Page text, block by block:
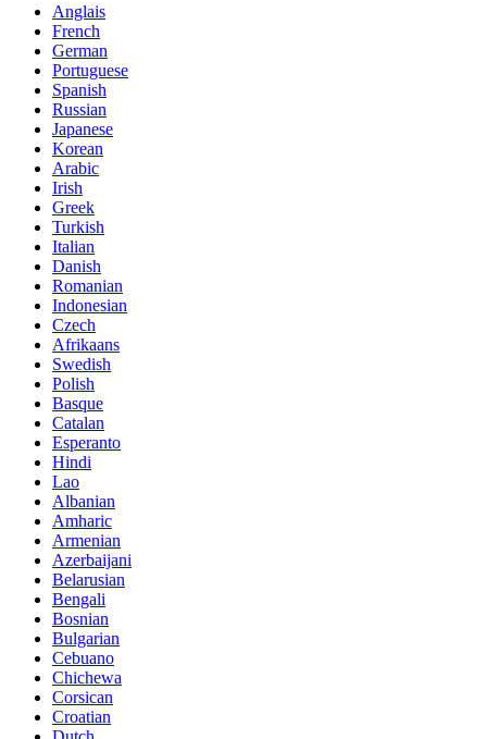
Anglais
French
German
Portuguese
Spanish
Russian
Japanese
Korean
Arabic
Irish
Greek
Turkish
Italian
Danish
Romanian
Indonesian
Czech
Afrikaans
Swedish
Polish
Basque
Catalan
Esperanto
Hindi
Lao
Albanian
Amharic
Armenian
Azerbaijani
Belarusian
Bengali
Bosnian
Bulgarian
Cebuano
Chichewa
Corsican
Croatian